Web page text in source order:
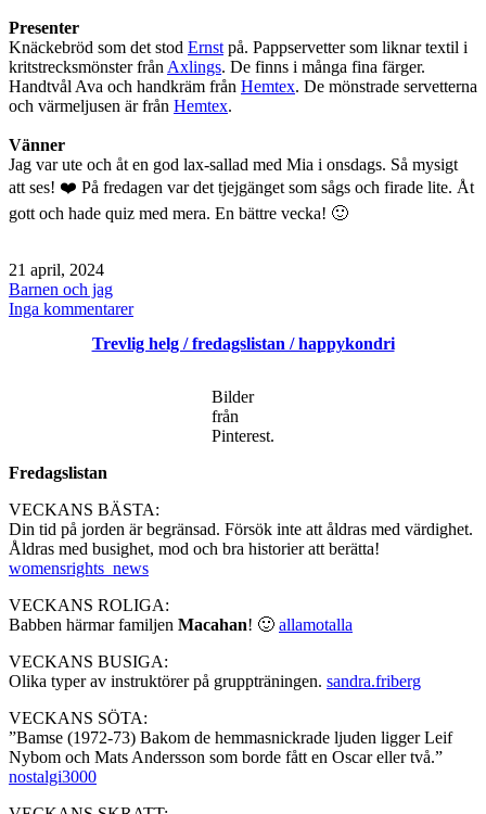
Presenter
Knäckebröd som det stod Ernst på. Pappservetter som liknar textil i
kritstrecksmönster från Axlings. De finns i många fina färger.
Handtvål Ava och handkräm från Hemtex. De mönstrade servetterna
och värmeljusen är från Hemtex.
Vänner
Jag var ute och åt en god lax-sallad med Mia i onsdags. Så mysigt
att ses! ❤️ På fredagen var det tjejgänget som sågs och firade lite. Åt
gott och hade quiz med mera. En bättre vecka! 🙂
Publicerat
den
21 april, 2024
Kategoriserat
som
Barnen och jag
Inga kommentarertill
/
Trevlig helg / fredagslistan / happykondri
Bilder
från
Pinterest.
Fredagslistan
VECKANS BÄSTA:
Din tid på jorden är begränsad. Försök inte att åldras med värdighet.
Åldras med busighet, mod och bra historier att berätta!
womensrights_news
VECKANS ROLIGA:
Babben härmar familjen Macahan! 🙂 allamotalla
VECKANS BUSIGA:
Olika typer av instruktörer på gruppträningen. sandra.friberg
VECKANS SÖTA:
”Bamse (1972-73) Bakom de hemmasnickrade ljuden ligger Leif
Nybom och Mats Andersson som borde fått en Oscar eller två.”
nostalgi3000